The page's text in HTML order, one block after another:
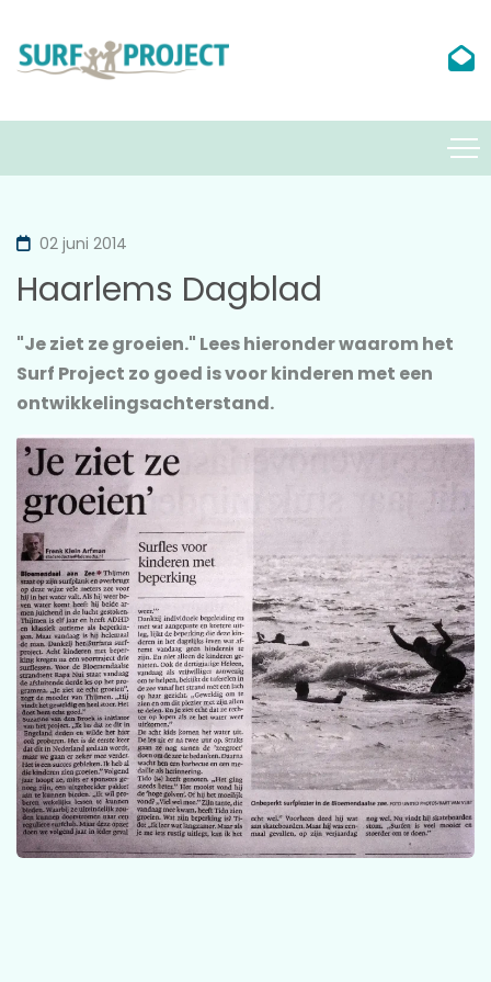
02 juni 2014
Haarlems Dagblad
"Je ziet ze groeien." Lees hieronder waarom het
Surf Project zo goed is voor kinderen met een
ontwikkelingsachterstand.